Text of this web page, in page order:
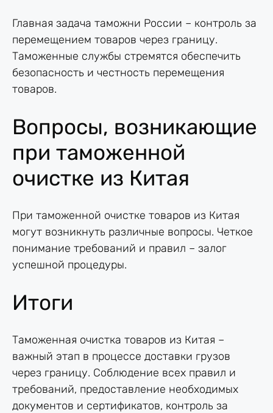
Главная задача таможни России – контроль за
перемещением товаров через границу.
Таможенные службы стремятся обеспечить
безопасность и честность перемещения
товаров.
Вопросы, возникающие
при таможенной
очистке из Китая
При таможенной очистке товаров из Китая
могут возникнуть различные вопросы. Четкое
понимание требований и правил – залог
успешной процедуры.
Итоги
Таможенная очистка товаров из Китая –
важный этап в процессе доставки грузов
через границу. Соблюдение всех правил и
требований, предоставление необходимых
документов и сертификатов, контроль за